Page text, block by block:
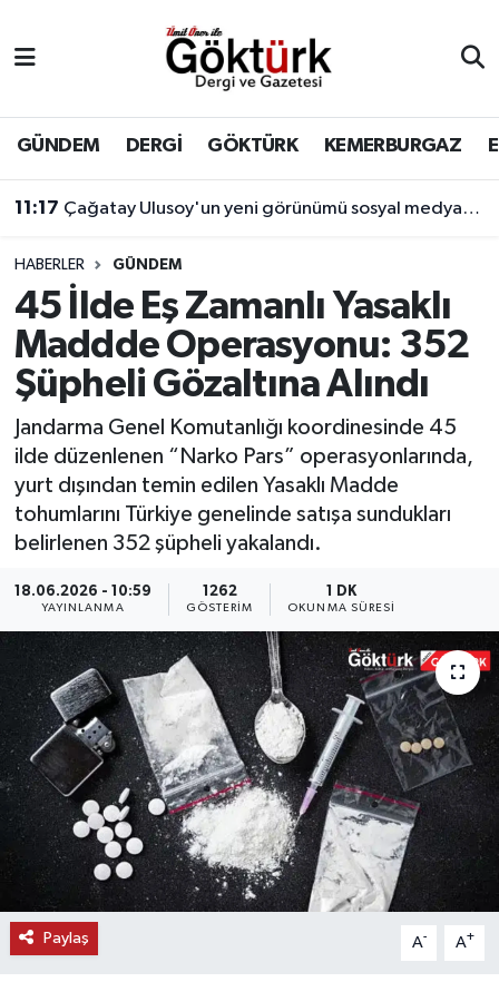
GÜNDEM DERGİ GÖKTÜRK KEMERBURGAZ
11:17 Çağatay Ulusoy'un yeni görünümü sosyal medyada gündem yarattı
HABERLER GÜNDEM
45 İlde Eş Zamanlı Yasaklı
Maddde Operasyonu: 352
Şüpheli Gözaltına Alındı
Jandarma Genel Komutanlığı koordinesinde 45
ilde düzenlenen “Narko Pars” operasyonlarında,
yurt dışından temin edilen Yasaklı Madde
tohumlarını Türkiye genelinde satışa sundukları
belirlenen 352 şüpheli yakalandı.
18.06.2026 - 10:59
YAYINLANMA
1262
GÖSTERIM
1 DK
OKUNMA SÜRESI
Paylaş A- A+
BİLİM
DERGİ
DÜNYA
EĞİTİM
EKONOMİ
GÖKTÜRK
GÜNDEM
KEMERBURGAZ
KÜLTÜR - SANAT
MAGAZİN
ÖZEL HABER
SAĞLIK
SPOR
TEKNOLOJİ
TİCARET
Eyüpsultan Hava Durumu
Eyüpsultan Trafik Yoğunluk Haritası
Süper Lig Puan Durumu ve Fikstür
Tüm Manşetler
Son Dakika Haberleri
Haber Arşivi